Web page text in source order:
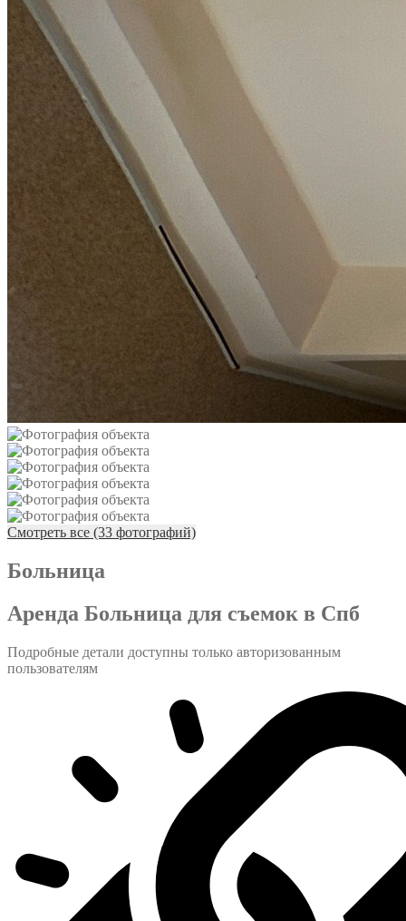
Смотреть все (33 фотографий)
Больница
Аренда Больница для съемок в Спб
Подробные детали доступны только авторизованным
пользователям